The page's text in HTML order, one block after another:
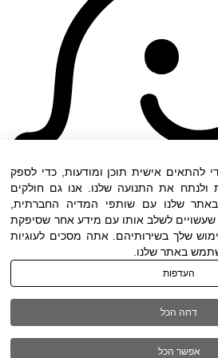
נגישות| כל הזכויות שמורות
להתאים אישית תוכן ומודעות, כדי לספק
ולנתח את התנועה שלנו. אנו גם חולקים
שלנו עם שותפי המדיה החברתית,
שעשויים לשלב אותו עם מידע אחר שסיפקת
שלך בשירותיהם. אתה מסכים לעוגיות
באתר שלנו.
העדפות
דחה הכל
אפשר הכל